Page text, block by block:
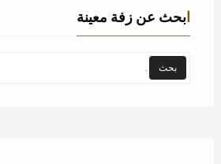
ابحث عن زفة معينة